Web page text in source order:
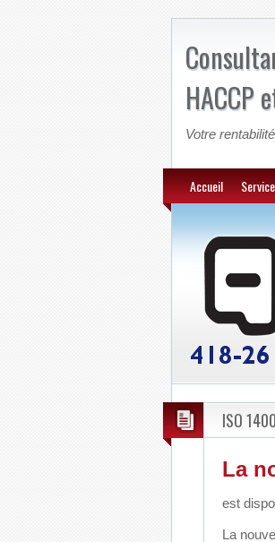
HACCP
Votre
Accueil
ISO
La
est
La